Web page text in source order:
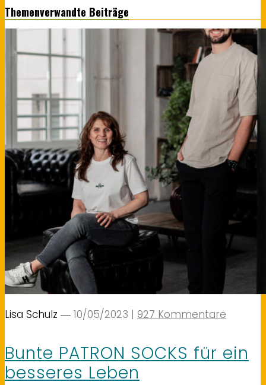
Themenverwandte Beiträge
Lisa Schulz ― 10/05/2023 | 927 Kommentare
Bunte PATRON SOCKS für ein
besseres Leben